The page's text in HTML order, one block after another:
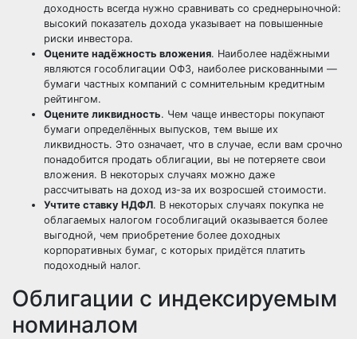
доходность всегда нужно сравнивать со среднерыночной:
высокий показатель дохода указывает на повышенные
риски инвестора.
Оцените надёжность вложения. Наиболее надёжными
являются гособлигации ОФЗ, наиболее рискованными —
бумаги частных компаний с сомнительным кредитным
рейтингом.
Оцените ликвидность. Чем чаще инвесторы покупают
бумаги определённых выпусков, тем выше их
ликвидность. Это означает, что в случае, если вам срочно
понадобится продать облигации, вы не потеряете свои
вложения. В некоторых случаях можно даже
рассчитывать на доход из-за их возросшей стоимости.
Учтите ставку НДФЛ. В некоторых случаях покупка не
облагаемых налогом гособлигаций оказывается более
выгодной, чем приобретение более доходных
корпоративных бумаг, с которых придётся платить
подоходный налог.
Облигации с индексируемым
номиналом